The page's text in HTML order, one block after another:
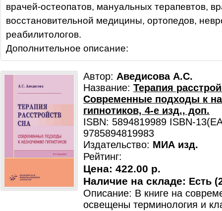
врачей-остеопатов, мануальных терапевтов,
восстановительной медицины, ортопедов,
реабилитологов.
Дополнительное описание:
Автор: Аведисова А.С.
Название: Терапия
Современные подходы к
гипнотиков, 4-е изд., доп.
ISBN: 5894819989 ISBN-
9785894819983
Издательство: МИА изд.
Рейтинг:
Цена: 422.00 р.
Наличие на складе: Есть
Описание: В книге на
освещены терминология и